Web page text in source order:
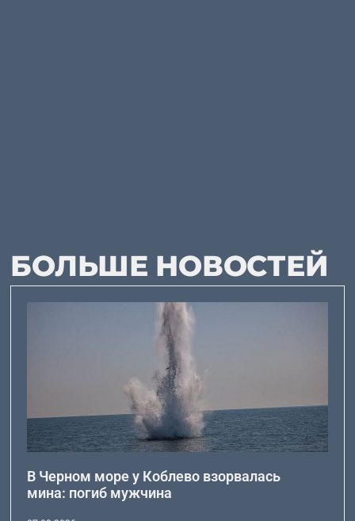
БОЛЬШЕ НОВОСТЕЙ
В Черном море у Коблево взорвалась
мина: погиб мужчина